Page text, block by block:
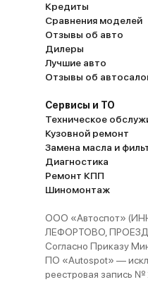
Кредиты
Сравнения моделей
Отзывы об авто
Дилеры
Лучшие авто
Отзывы об
Сервисы и ТО
Техническое
Кузовной ремонт
Замена масла и
Диагностика
Ремонт КПП
Шиномонтаж
ООО «Автоспот»
ЛЕФОРТОВО, ПРОЕЗД
Согласно Приказу
ПО «Autospot» —
реестровая запись